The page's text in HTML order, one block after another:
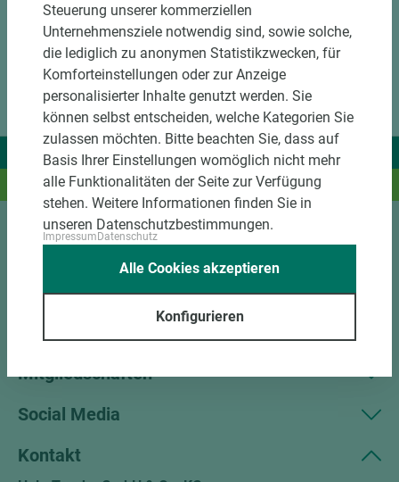
Wir liefern Ideen.
Und das passende Holz dazu.
Sortiment
Kundenservice
Mitgliedschaften
Social Media
Kontakt
Steuerung unserer kommerziellen
Unternehmensziele notwendig sind, sowie solche,
die lediglich zu anonymen Statistikzwecken, für
Komforteinstellungen oder zur Anzeige
personalisierter Inhalte genutzt werden. Sie
können selbst entscheiden, welche Kategorien Sie
zulassen möchten. Bitte beachten Sie, dass auf
Basis Ihrer Einstellungen womöglich nicht mehr
alle Funktionalitäten der Seite zur Verfügung
stehen. Weitere Informationen finden Sie in
unseren Datenschutzbestimmungen.
ImpressumDatenschutz
Konfigurieren
Alle Cookies akzeptieren